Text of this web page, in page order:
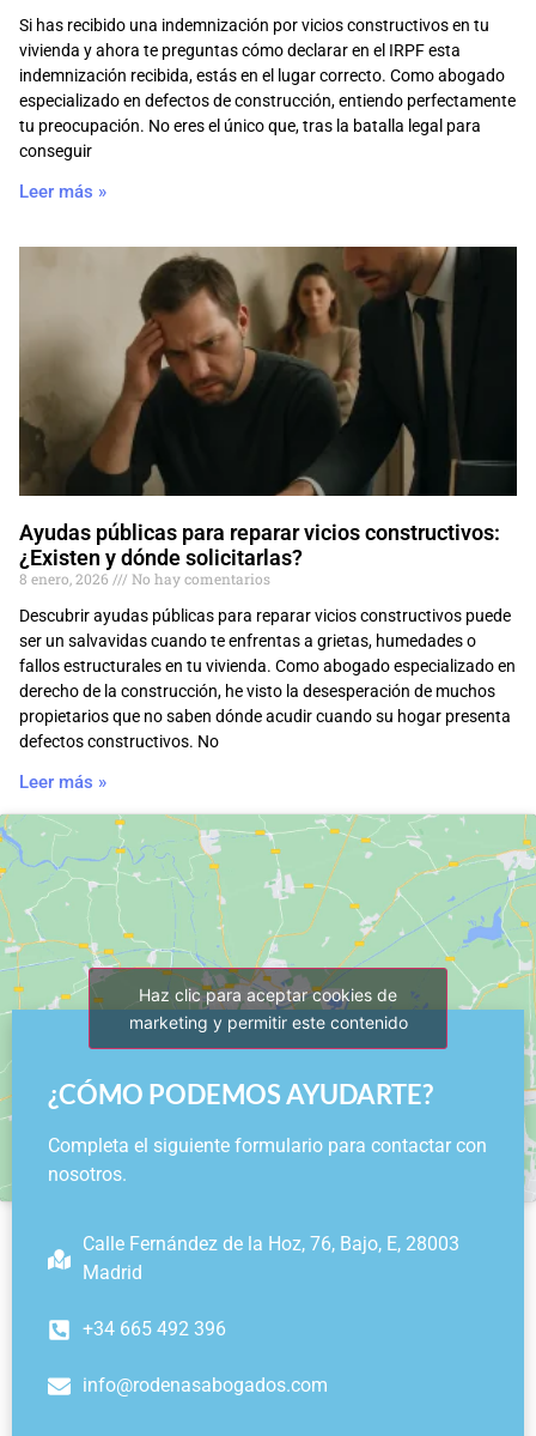
Si has recibido una indemnización por vicios constructivos en tu
vivienda y ahora te preguntas cómo declarar en el IRPF esta
indemnización recibida, estás en el lugar correcto. Como abogado
especializado en defectos de construcción, entiendo perfectamente
tu preocupación. No eres el único que, tras la batalla legal para
conseguir
Leer más »
Ayudas públicas para reparar vicios constructivos:
¿Existen y dónde solicitarlas?
8 enero, 2026
No hay comentarios
Descubrir ayudas públicas para reparar vicios constructivos puede
ser un salvavidas cuando te enfrentas a grietas, humedades o
fallos estructurales en tu vivienda. Como abogado especializado en
derecho de la construcción, he visto la desesperación de muchos
propietarios que no saben dónde acudir cuando su hogar presenta
defectos constructivos. No
Leer más »
Haz clic para aceptar cookies de
marketing y permitir este contenido
¿CÓMO PODEMOS AYUDARTE?
Completa el siguiente formulario para contactar con
nosotros.
Calle Fernández de la Hoz, 76, Bajo, E, 28003
Madrid
+34 665 492 396
info@rodenasabogados.com